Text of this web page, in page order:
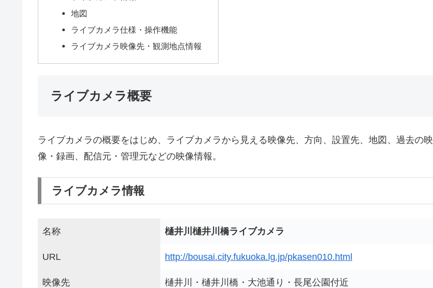
地図
ライブカメラ仕様・操作機能
ライブカメラ映像先・観測地点情報
ライブカメラ概要
ライブカメラの概要をはじめ、ライブカメラから見える映像先、方向、設置先、地図、過去の映
像・録画、配信元・管理元などの映像情報。
ライブカメラ情報
名称 樋井川樋井川橋ライブカメラ
URL http://bousai.city.fukuoka.lg.jp/pkasen010.html
映像先 樋井川・樋井川橋・大池通り・長尾公園付近